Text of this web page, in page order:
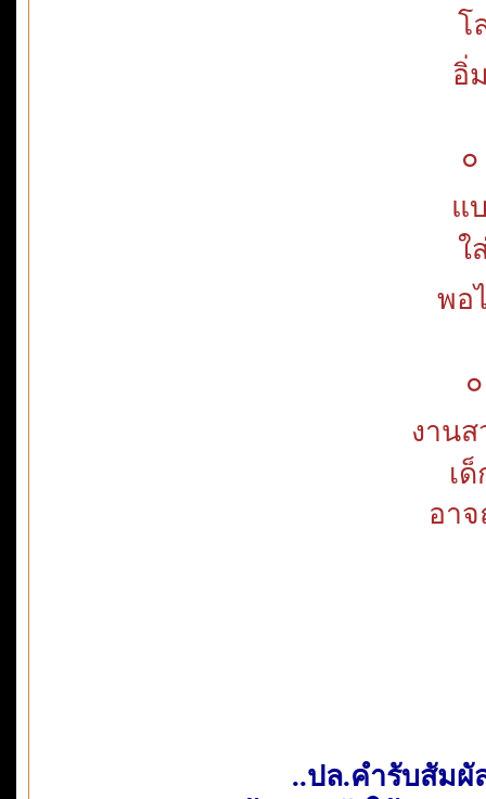
โ
อิ่
แ
ใ
พอ
งาน
เ
อา
..ปล.คำรับสัมผั